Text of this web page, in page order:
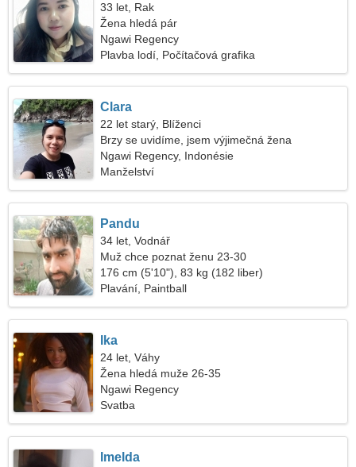
33 let, Rak
Žena hledá pár
Ngawi Regency
Plavba lodí, Počítačová grafika
Clara
22 let starý, Blíženci
Brzy se uvidíme, jsem výjimečná žena
Ngawi Regency, Indonésie
Manželství
Pandu
34 let, Vodnář
Muž chce poznat ženu 23-30
176 cm (5'10"), 83 kg (182 liber)
Plavání, Paintball
Ika
24 let, Váhy
Žena hledá muže 26-35
Ngawi Regency
Svatba
Imelda